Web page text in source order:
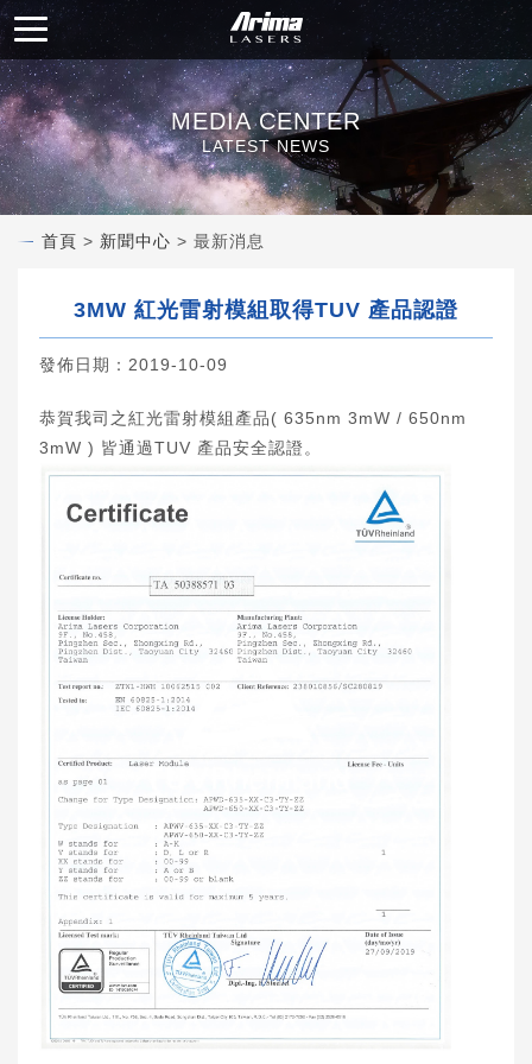
MEDIA CENTER
LATEST NEWS
首頁 > 新聞中心 > 最新消息
3MW 紅光雷射模組取得TUV 產品認證
發佈日期：2019-10-09
恭賀我司之紅光雷射模組產品( 635nm 3mW / 650nm
3mW ) 皆通過TUV 產品安全認證。